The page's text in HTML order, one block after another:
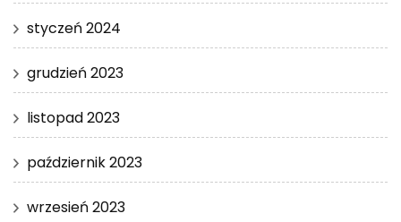
styczeń 2024
grudzień 2023
listopad 2023
październik 2023
wrzesień 2023